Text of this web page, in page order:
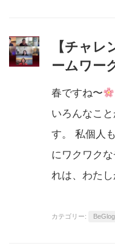
【チャ
ームワー
春ですね〜
いろんなこ
す。 私個人
にワクワク
れは、わた
カテゴリー: BeGlog